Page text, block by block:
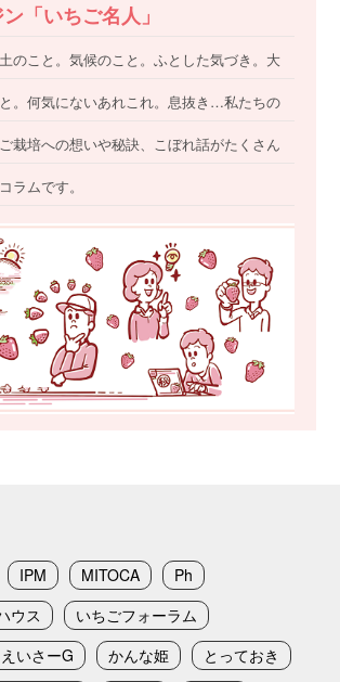
「いちご名人」
のこと。気候のこと。ふとした気づき。大
。何気にないあれこれ。息抜き…私たちの
栽培への想いや秘訣、こぼれ話がたくさん
ラムです。
IPM MITOCA
Ph
ウス
いちごフォーラム
えいさーG かんな姫
とっておき